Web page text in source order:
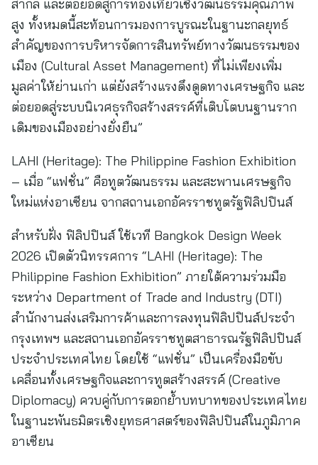
สากล และต่อยอดสู่การท่องเที่ยวเชิงวัฒนธรรมคุณภาพ
สูง ทั้งหมดนี้สะท้อนการมองการบูรณะในฐานะกลยุทธ์
สำคัญของการบริหารจัดการสินทรัพย์ทางวัฒนธรรมของ
เมือง (Cultural Asset Management) ที่ไม่เพียงเพิ่ม
มูลค่าให้ย่านเก่า แต่ยังสร้างแรงดึงดูดทางเศรษฐกิจ และ
ต่อยอดสู่ระบบนิเวศธุรกิจสร้างสรรค์ที่เติบโตบนฐานราก
เดิมของเมืองอย่างยั่งยืน”
LAHI (Heritage): The Philippine Fashion Exhibition
– เมื่อ “แฟชั่น” คือทูตวัฒนธรรม และสะพานเศรษฐกิจ
ใหม่แห่งอาเซียน จากสถานเอกอัครราชทูตรัฐฟิลิปปินส์
สำหรับฝั่ง ฟิลิปปินส์ ใช้เวที Bangkok Design Week
2026 เปิดตัวนิทรรศการ “LAHI (Heritage): The
Philippine Fashion Exhibition” ภายใต้ความร่วมมือ
ระหว่าง Department of Trade and Industry (DTI)
สำนักงานส่งเสริมการค้าและการลงทุนฟิลิปปินส์ประจำ
กรุงเทพฯ และสถานเอกอัครราชทูตสาธารณรัฐฟิลิปปินส์
ประจำประเทศไทย โดยใช้ “แฟชั่น” เป็นเครื่องมือขับ
เคลื่อนทั้งเศรษฐกิจและการทูตสร้างสรรค์ (Creative
Diplomacy) ควบคู่กับการตอกย้ำบทบาทของประเทศไทย
ในฐานะพันธมิตรเชิงยุทธศาสตร์ของฟิลิปปินส์ในภูมิภาค
อาเซียน